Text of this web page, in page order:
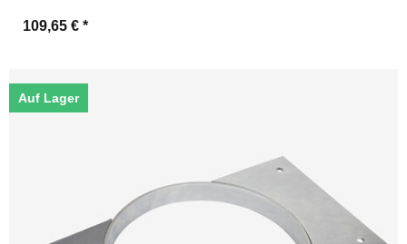
109,65 € *
Auf Lager